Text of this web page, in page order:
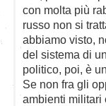
con molta più
russo non si
abbiamo visto,
del sistema di
politico, poi, è
Se non fra gli
ambienti militari